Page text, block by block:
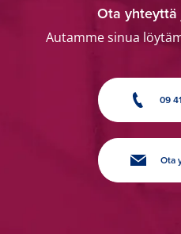
Ota yhteyttä
Autamme sinua
09
Ota